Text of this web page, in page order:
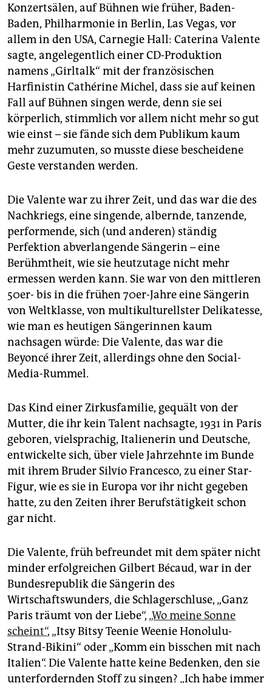
genossenschaft
epaper login
Konzertsälen, auf Bühnen wie früher, Baden-
Baden, Philharmonie in Berlin, Las Vegas, vor
allem in den USA, Carnegie Hall: Caterina Valente
sagte, angelegentlich einer CD-Produktion
namens „Girltalk“ mit der französischen
Harfinistin Cathérine Michel, dass sie auf keinen
Fall auf Bühnen singen werde, denn sie sei
körperlich, stimmlich vor allem nicht mehr so gut
wie einst – sie fände sich dem Publikum kaum
mehr zuzumuten, so musste diese bescheidene
Geste verstanden werden.
Die Valente war zu ihrer Zeit, und das war die des
Nachkriegs, eine singende, albernde, tanzende,
performende, sich (und anderen) ständig
Perfektion abverlangende Sängerin – eine
Berühmtheit, wie sie heutzutage nicht mehr
ermessen werden kann. Sie war von den mittleren
50er- bis in die frühen 70er-Jahre eine Sängerin
von Weltklasse, von multikulturellster Delikatesse,
wie man es heutigen Sängerinnen kaum
nachsagen würde: Die Valente, das war die
Beyoncé ihrer Zeit, allerdings ohne den Social-
Media-Rummel.
Das Kind einer Zirkusfamilie, gequält von der
Mutter, die ihr kein Talent nachsagte, 1931 in Paris
geboren, vielsprachig, Italienerin und Deutsche,
entwickelte sich, über viele Jahrzehnte im Bunde
mit ihrem Bruder Silvio Francesco, zu einer Star-
Figur, wie es sie in Europa vor ihr nicht gegeben
hatte, zu den Zeiten ihrer Berufstätigkeit schon
gar nicht.
Die Valente, früh befreundet mit dem später nicht
minder erfolgreichen Gilbert Bécaud, war in der
Bundesrepublik die Sängerin des
Wirtschaftswunders, die Schlagerschluse, „Ganz
Paris träumt von der Liebe“, „Wo meine Sonne
scheint“, „Itsy Bitsy Teenie Weenie Honolulu-
Strand-Bikini“ oder „Komm ein bisschen mit nach
Italien“. Die Valente hatte keine Bedenken, den sie
unterfordernden Stoff zu singen? „Ich habe immer